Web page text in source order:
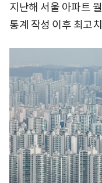
지난해 서울 아파트
통계 작성 이후 최고